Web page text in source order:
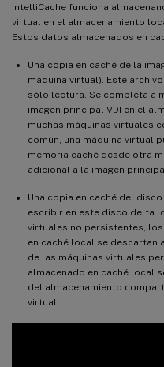
IntelliCache funciona
virtual en el almacenamiento
Estos datos almacenados en
Una copia en caché de la
máquina virtual). Este
sólo lectura. Se completa a
imagen principal VDI en el
muchas máquinas virtuales
común, una máquina virtual
memoria caché desde otra
adicional a la imagen
Una copia en caché del
escribir en este disco delta
virtuales no persistentes,
en caché local se descartan
de las máquinas virtuales
almacenado en caché local
del almacenamiento
virtual.